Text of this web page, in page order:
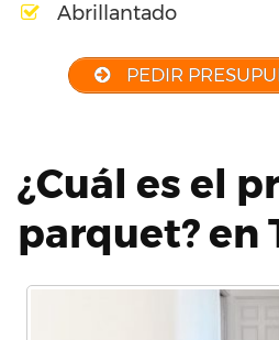
Abrillantado
PEDIR
¿Cuál es el
parquet? en